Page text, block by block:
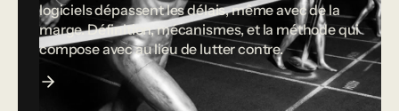
logiciels dépassent les délais, même avec de la
marge. Définition, mécanismes, et la méthode qui
compose avec au lieu de lutter contre.